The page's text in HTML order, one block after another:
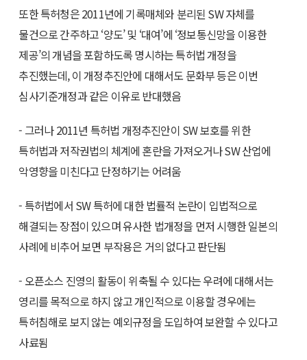
또한 특허청은 2011년에 기록매체와 분리된 SW 자체를
물건으로 간주하고 ‘양도’ 및 ‘대여’에 ‘정보통신망을 이용한
제공’의 개념을 포함하도록 명시하는 특허법 개정을
추진했는데, 이 개정추진안에 대해서도 문화부 등은 이번
심사기준개정과 같은 이유로 반대했음
- 그러나 2011년 특허법 개정추진안이 SW 보호를 위한
특허법과 저작권법의 체계에 혼란을 가져오거나 SW 산업에
악영향을 미친다고 단정하기는 어려움
- 특허법에서 SW 특허에 대한 법률적 논란이 입법적으로
해결되는 장점이 있으며 유사한 법개정을 먼저 시행한 일본의
사례에 비추어 보면 부작용은 거의 없다고 판단됨
- 오픈소스 진영의 활동이 위축될 수 있다는 우려에 대해서는
영리를 목적으로 하지 않고 개인적으로 이용할 경우에는
특허침해로 보지 않는 예외규정을 도입하여 보완할 수 있다고
사료됨